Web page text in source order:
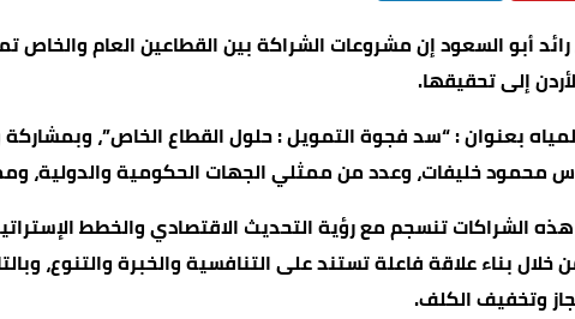
أبو السعود إن مشروعات الشراكة بين القطاعين العام والخاص
إلى تحقيقها.
بعنوان : “سد فجوة التمويل : حلول القطاع الخاص”،
محمود خليفات، وعدد من ممثلي الجهات الحكومية والدولية،
هذه الشراكات تنسجم مع رؤية التحديث الاقتصادي والخطط
بناء علاقة فاعلة تستند على التنافسية والخبرة والتنوع،
وتخفيف الكلف.